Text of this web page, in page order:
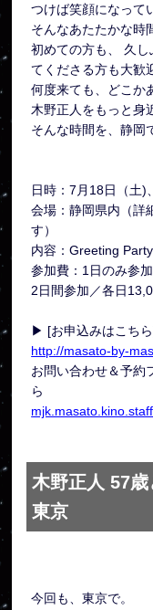
つけば笑顔になって
そんなあたたかな時
初めての方も、 久
てくださる方も大歓
何度来ても、どこか
木野正人をもっと身
そんな時間を、静岡
日時：7月18日（土)
会場：静岡県内（詳
す）
内容：Greeting
参加費：1日のみ参
2日間参加／各日
▶ [お申込みはこち
http://masato-by-
お問い合わせ＆予約
ら
木野正人 57
東京
今回も、東京で。